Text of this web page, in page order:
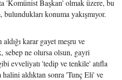
'Komünist Başkan' olmak üzere, bu
konuma yakışmıyor.
karar gayet meşru ve
sebep ne olursa olsun, gayri
evveliyatı 'tedip ve tenkile' atıfla
aldıktan sonra 'Tunç Eli' ve